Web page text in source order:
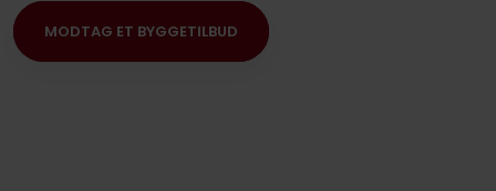
MODTAG ET BYGGETILBUD